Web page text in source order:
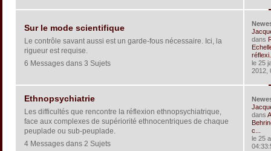
Sur le mode scientifique
Le contrôle savant aussi est un garde-fous nécessaire. Ici, la
rigueur est requise.
6 Messages dans 3 Sujets
dans
le 25
2012,
Ethnopsychiatrie
Les difficultés que rencontre la réflexion ethnopsychiatrique,
face aux complexes de supériorité ethnocentriques de chaque
peuplade ou sub-peuplade.
4 Messages dans 2 Sujets
dans
c...
le 25